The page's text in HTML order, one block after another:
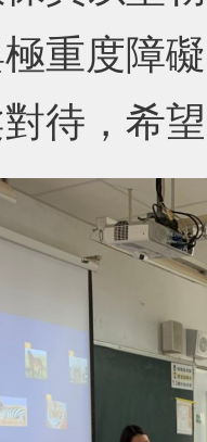
重度障
待，希